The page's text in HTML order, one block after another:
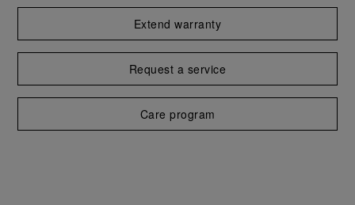
Extend warranty
Request a service
Care program